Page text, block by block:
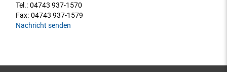
Tel.: 04743 937-1570
Fax: 04743 937-1579
Nachricht senden